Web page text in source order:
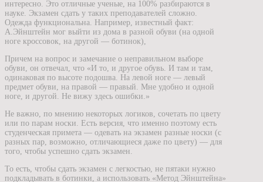
интересно. Это отличные ученые, на 100% разбираются в
науке. Экзамен сдать у таких преподавателей сложно.
Одежда функциональна. Например, известный факт:
А.Эйнштейн мог выйти из дома в разной обуви (на одной
ноге кроссовок, на другой — ботинок),
Причем на вопрос и замечание о неправильном выборе
обуви, он отвечал, что «И то, и другое обувь. И там и там,
одинаковая по высоте подошва. На левой ноге — левый
предмет обуви, на правой — правый. Мне удобно и одной
ноге, и другой. Не вижу здесь ошибки.»
Не важно, по мнению некоторых логиков, сочетать по цвету
или по парам носки. Есть версия, что именно поэтому есть
студенческая примета — одевать на экзамен разные носки (с
разных пар, возможно, отличающиеся даже по цвету) — для
того, чтобы успешно сдать экзамен.
То есть, чтобы сдать экзамен с легкостью, не пятаки нужно
подкладывать в ботинки, а использовать «Метод Эйнштейна»